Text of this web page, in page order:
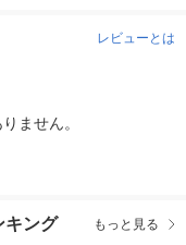
レビューとは
ません。
キング もっと見る